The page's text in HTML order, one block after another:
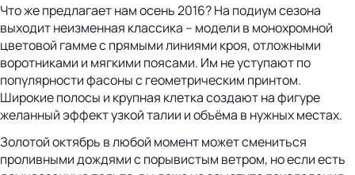
Что же предлагает нам осень 2016? На подиум сезона
выходит неизменная классика – модели в монохромной
цветовой гамме с прямыми линиями кроя, отложными
воротниками и мягкими поясами. Им не уступают по
популярности фасоны с геометрическим принтом.
Широкие полосы и крупная клетка создают на фигуре
желанный эффект узкой талии и объёма в нужных местах.
Золотой октябрь в любой момент может смениться
проливными дождями с порывистым ветром, но если есть